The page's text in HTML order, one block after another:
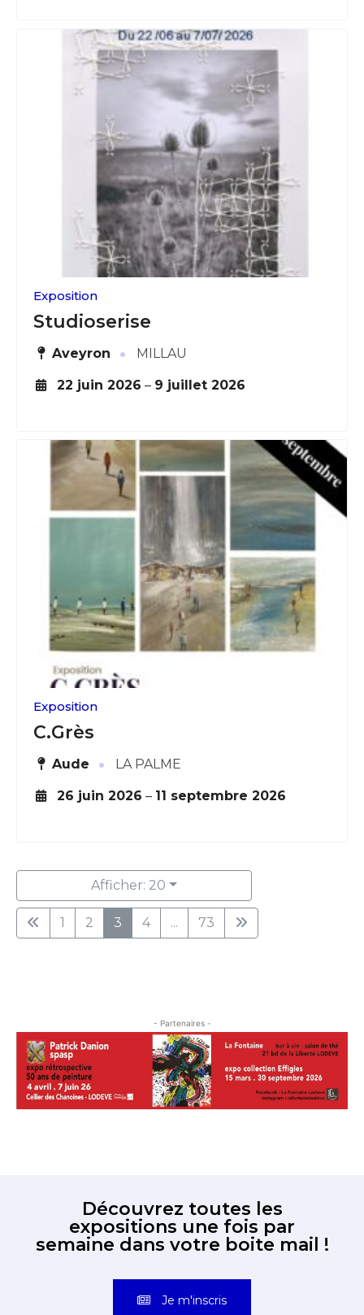
Exposition
Studioserise
Aveyron · MILLAU
22 juin 2026 – 9 juillet 2026
Exposition
C.Grès
Aude · LA PALME
26 juin 2026 – 11 septembre 2026
Afficher: 20
1 2 3 4 ... 73
- Partenaires -
Découvrez toutes les
expositions une fois par
semaine dans votre boite mail !
Je m'inscris